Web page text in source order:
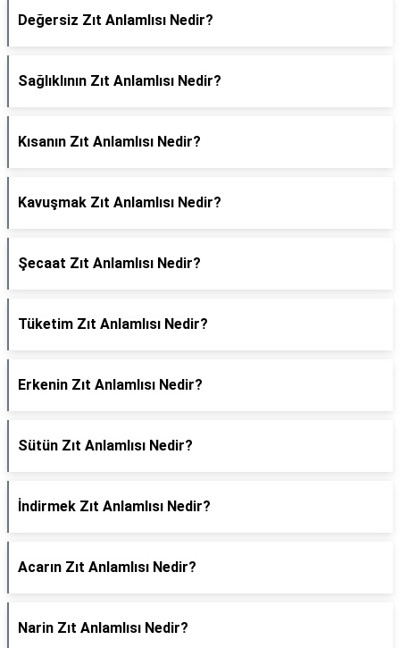
Değersiz Zıt Anlamlısı Nedir?
Sağlıklının Zıt Anlamlısı Nedir?
Kısanın Zıt Anlamlısı Nedir?
Kavuşmak Zıt Anlamlısı Nedir?
Şecaat Zıt Anlamlısı Nedir?
Tüketim Zıt Anlamlısı Nedir?
Erkenin Zıt Anlamlısı Nedir?
Sütün Zıt Anlamlısı Nedir?
İndirmek Zıt Anlamlısı Nedir?
Acarın Zıt Anlamlısı Nedir?
Narin Zıt Anlamlısı Nedir?